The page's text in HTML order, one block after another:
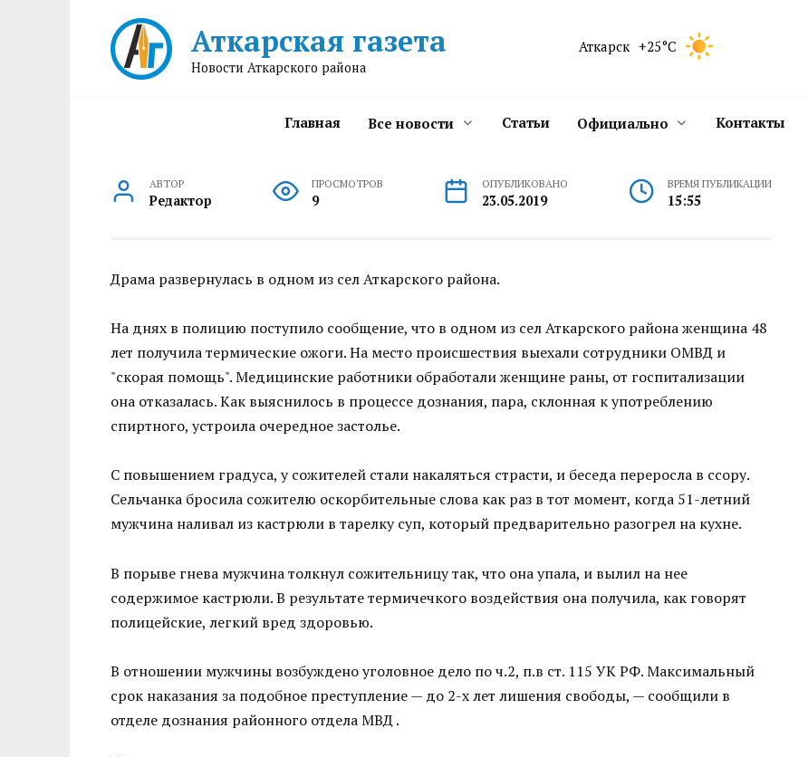
Аткарская газета
Новости Аткарского района
Аткарск +25°C
Главная Все новости Статьи Официально Контакты
АВТОР
Редактор
ПРОСМОТРОВ
9
ОПУБЛИКОВАНО
23.05.2019
ВРЕМЯ ПУБЛИКАЦИИ
15:55
Драма развернулась в одном из сел Аткарского района.
На днях в полицию поступило сообщение, что в одном из сел Аткарского района женщина 48
лет получила термические ожоги. На место происшествия выехали сотрудники ОМВД и
"скорая помощь". Медицинские работники обработали женщине раны, от госпитализации
она отказалась. Как выяснилось в процессе дознания, пара, склонная к употреблению
спиртного, устроила очередное застолье.
С повышением градуса, у сожителей стали накаляться страсти, и беседа переросла в ссору.
Сельчанка бросила сожителю оскорбительные слова как раз в тот момент, когда 51-летний
мужчина наливал из кастрюли в тарелку суп, который предварительно разогрел на кухне.
В порыве гнева мужчина толкнул сожительницу так, что она упала, и вылил на нее
содержимое кастрюли. В результате термичечкого воздействия она получила, как говорят
полицейские, легкий вред здоровью.
В отношении мужчины возбуждено уголовное дело по ч.2, п.в ст. 115 УК РФ. Максимальный
срок наказания за подобное преступление — до 2-х лет лишения свободы, — сообщили в
отделе дознания районного отдела МВД .